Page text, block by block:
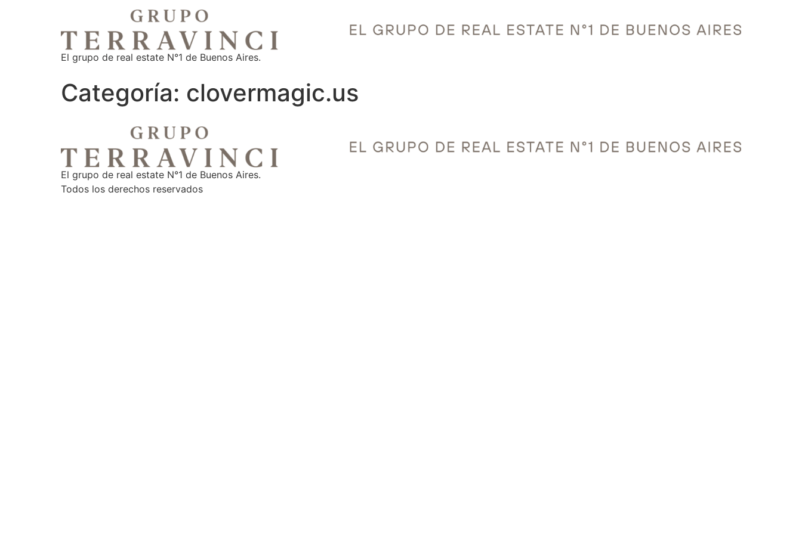
El grupo de real estate N°1 de Buenos Aires.
Categoría: clovermagic.us
El grupo de real estate N°1 de Buenos Aires.
Todos los derechos reservados